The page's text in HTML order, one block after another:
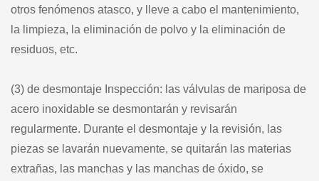
otros fenómenos atasco, y lleve a cabo el mantenimiento,
la limpieza, la eliminación de polvo y la eliminación de
residuos, etc.
(3) de desmontaje Inspección: las válvulas de mariposa de
acero inoxidable se desmontarán y revisarán
regularmente. Durante el desmontaje y la revisión, las
piezas se lavarán nuevamente, se quitarán las materias
extrañas, las manchas y las manchas de óxido, se